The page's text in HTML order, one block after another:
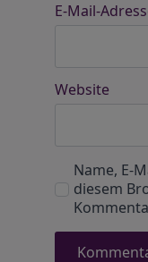
E-Mail-
Website
Name, E-
diesem